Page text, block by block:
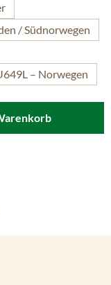
/ Südnorwegen
– Norwegen